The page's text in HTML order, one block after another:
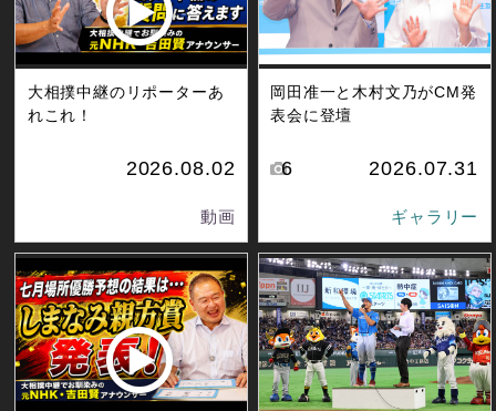
大相撲中継のリポーターあ
れこれ！
2026.08.02
動画
岡田准一と木村文乃がCM発
表会に登壇
6 2026.07.31
ギャラリー